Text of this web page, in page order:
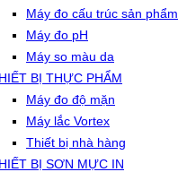
Máy đo cấu trúc sản phẩm
Máy đo pH
Máy so màu da
BỊ THỰC PHẨM
Máy đo độ mặn
Máy lắc Vortex
Thiết bị nhà hàng
BỊ SƠN MỰC IN